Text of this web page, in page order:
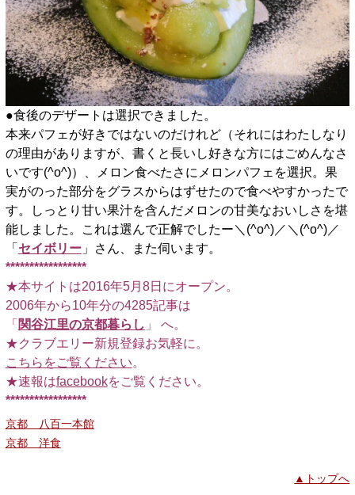
●食後のデザートは選択できました。
本来パフェが好きではないのだけれど（それにはわたしなり
の理由がありますが、書くと長いし好きな方にはごめんなさ
いです(^o^)）、メロン食べたさにメロンパフェを選択。果
実がのった部分をグラスからはずせたので食べやすかったで
す。しっとり甘い果汁を含んだメロンの甘美なおいしさを堪
能しました。これは選んで正解でしたー＼(^o^)／＼(^o^)／
「 セイボリー」さん、また伺います。
*****************
★本サイトは2016年5月8日にオープン。
2006年から10年分の4285記事は
「 関谷江里の京都暮らし 」 へ。
★クラブエリー新規登録お気軽に。
こちらをご覧ください。
★速報はfacebookをご覧ください。
*****************
京都 八百一本館
京都 洋食
▲トップへ